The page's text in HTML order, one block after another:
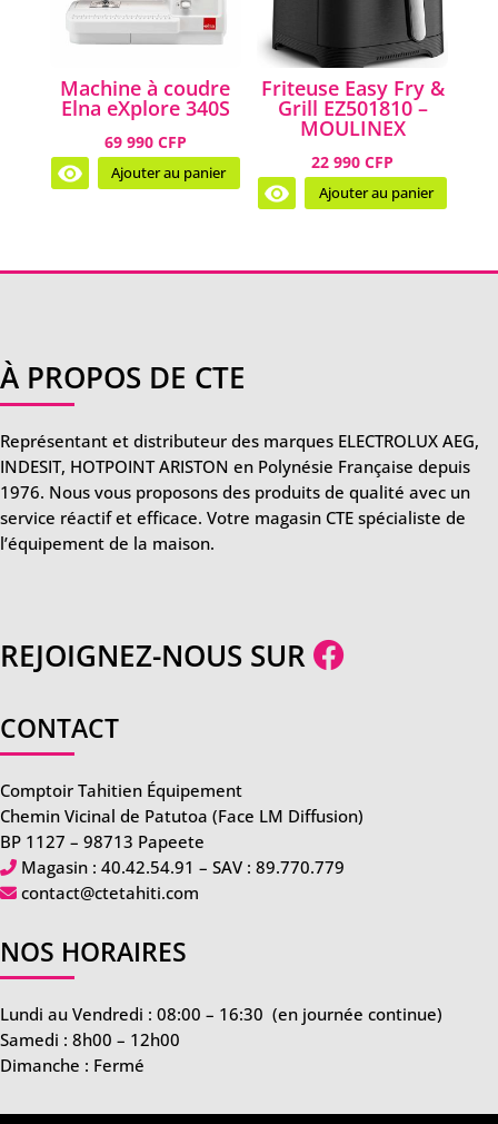
Machine à coudre
Elna eXplore 340S
69 990 CFP
Ajouter au panier
Friteuse Easy Fry &
Grill EZ501810 –
MOULINEX
22 990 CFP
Ajouter au panier
À PROPOS DE CTE
Représentant et distributeur des marques ELECTROLUX AEG,
INDESIT, HOTPOINT ARISTON en Polynésie Française depuis
1976. Nous vous proposons des produits de qualité avec un
service réactif et efficace. Votre magasin CTE spécialiste de
l’équipement de la maison.
REJOIGNEZ-NOUS SUR
CONTACT
Comptoir Tahitien Équipement
Chemin Vicinal de Patutoa (Face LM Diffusion)
BP 1127 – 98713 Papeete
Magasin : 40.42.54.91 – SAV : 89.770.779
contact@ctetahiti.com
NOS HORAIRES
Lundi au Vendredi : 08:00 – 16:30 (en journée continue)
Samedi : 8h00 – 12h00
Dimanche : Fermé